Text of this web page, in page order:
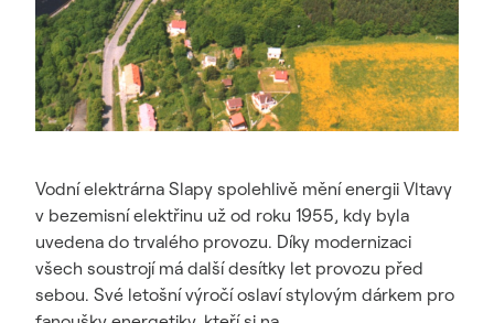
Vodní elektrárna Slapy spolehlivě mění energii Vltavy
v bezemisní elektřinu už od roku 1955, kdy byla
uvedena do trvalého provozu. Díky modernizaci
všech soustrojí má další desítky let provozu před
sebou. Své letošní výročí oslaví stylovým dárkem pro